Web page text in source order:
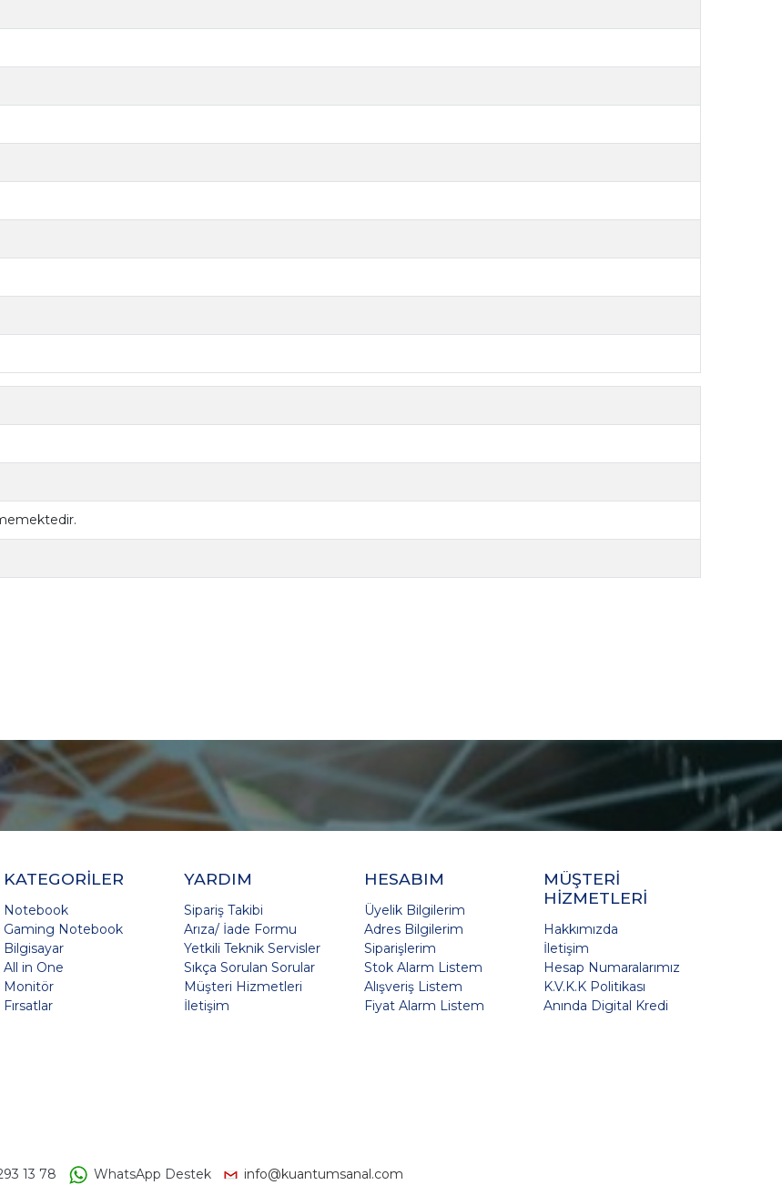
KATEGORİLER
Notebook
Gaming Notebook
Bilgisayar
All in One
Monitör
Fırsatlar
YARDIM
Sipariş Takibi
Arıza/ İade Formu
Yetkili Teknik Servisler
Sıkça Sorulan Sorular
Müşteri Hizmetleri
İletişim
HESABIM
Üyelik Bilgilerim
Adres Bilgilerim
Siparişlerim
Stok Alarm Listem
Alışveriş Listem
Fiyat Alarm Listem
MÜŞTERİ
HİZMETLERİ
Hakkımızda
İletişim
Hesap Numaralarımız
K.V.K.K Politikası
Anında Digital Kredi
13 78 WhatsApp Destek info@kuantumsanal.com